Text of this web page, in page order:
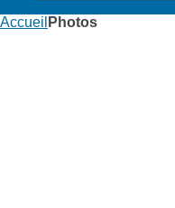
Accueil Photos